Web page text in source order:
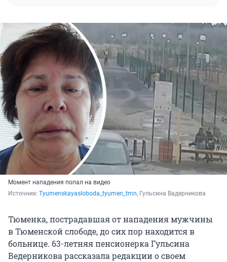
Момент нападения попал на видео
Источник: Tyumenskayasloboda_tyumen_tmn, Гульсина Вадерникова
Тюменка, пострадавшая от нападения мужчины
в Тюменской слободе, до сих пор находится в
больнице. 63-летняя пенсионерка Гульсина
Ведерникова рассказала редакции о своем